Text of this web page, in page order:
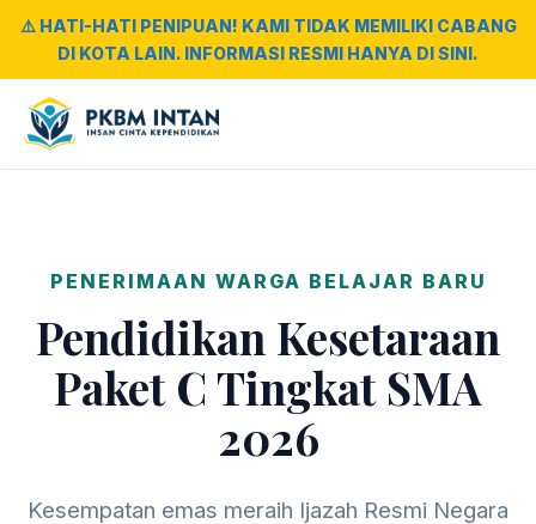
⚠️ HATI-HATI PENIPUAN! KAMI TIDAK MEMILIKI CABANG
DI KOTA LAIN. INFORMASI RESMI HANYA DI SINI.
PENERIMAAN WARGA BELAJAR BARU
Pendidikan Kesetaraan
Paket C Tingkat SMA
2026
Kesempatan emas meraih Ijazah Resmi Negara